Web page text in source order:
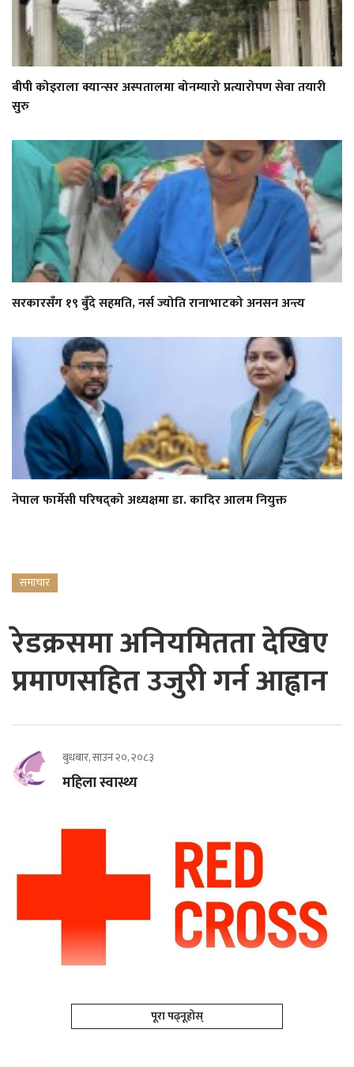
बीपी कोइराला क्यान्सर अस्पतालमा बोनम्यारो प्रत्यारोपण सेवा तयारी
सुरु
सरकारसँग १९ बुँदे सहमति, नर्स ज्योति रानाभाटको अनसन अन्त्य
नेपाल फार्मेसी परिषद्को अध्यक्षमा डा. कादिर आलम नियुक्त
समाचार
रेडक्रसमा अनियमितता देखिए
प्रमाणसहित उजुरी गर्न आह्वान
बुधबार, साउन २०, २०८३
महिला स्वास्थ्य
पूरा पढ्नूहोस्